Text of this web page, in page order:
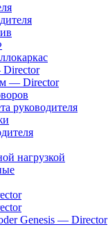
— Director
руководителя
нагрузкой
Genesis — Director